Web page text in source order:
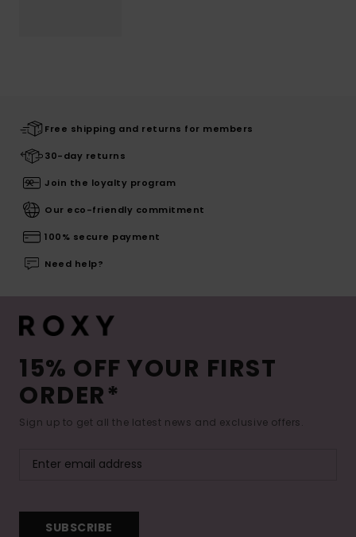
Free shipping and returns for members
30-day returns
Join the loyalty program
Our eco-friendly commitment
100% secure payment
Need help?
15% OFF YOUR FIRST
ORDER*
Sign up to get all the latest news and exclusive offers.
SUBSCRIBE